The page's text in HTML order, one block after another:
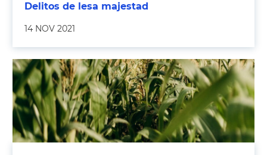
Delitos de lesa majestad
14 NOV 2021